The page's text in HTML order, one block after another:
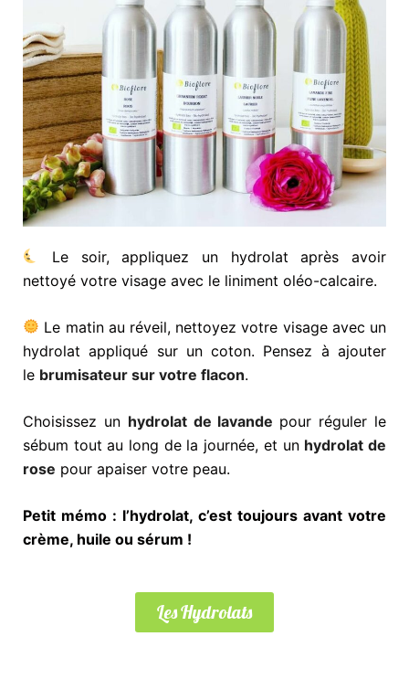
Le soir, appliquez un hydrolat après avoir
nettoyé votre visage avec le liniment oléo-calcaire.
Le matin au réveil, nettoyez votre visage avec un
hydrolat appliqué sur un coton. Pensez à ajouter
le brumisateur sur votre flacon.
Choisissez un hydrolat de lavande pour réguler le
sébum tout au long de la journée, et un hydrolat de
rose pour apaiser votre peau.
Petit mémo : l’hydrolat, c’est toujours avant votre
crème, huile ou sérum !
Les Hydrolats